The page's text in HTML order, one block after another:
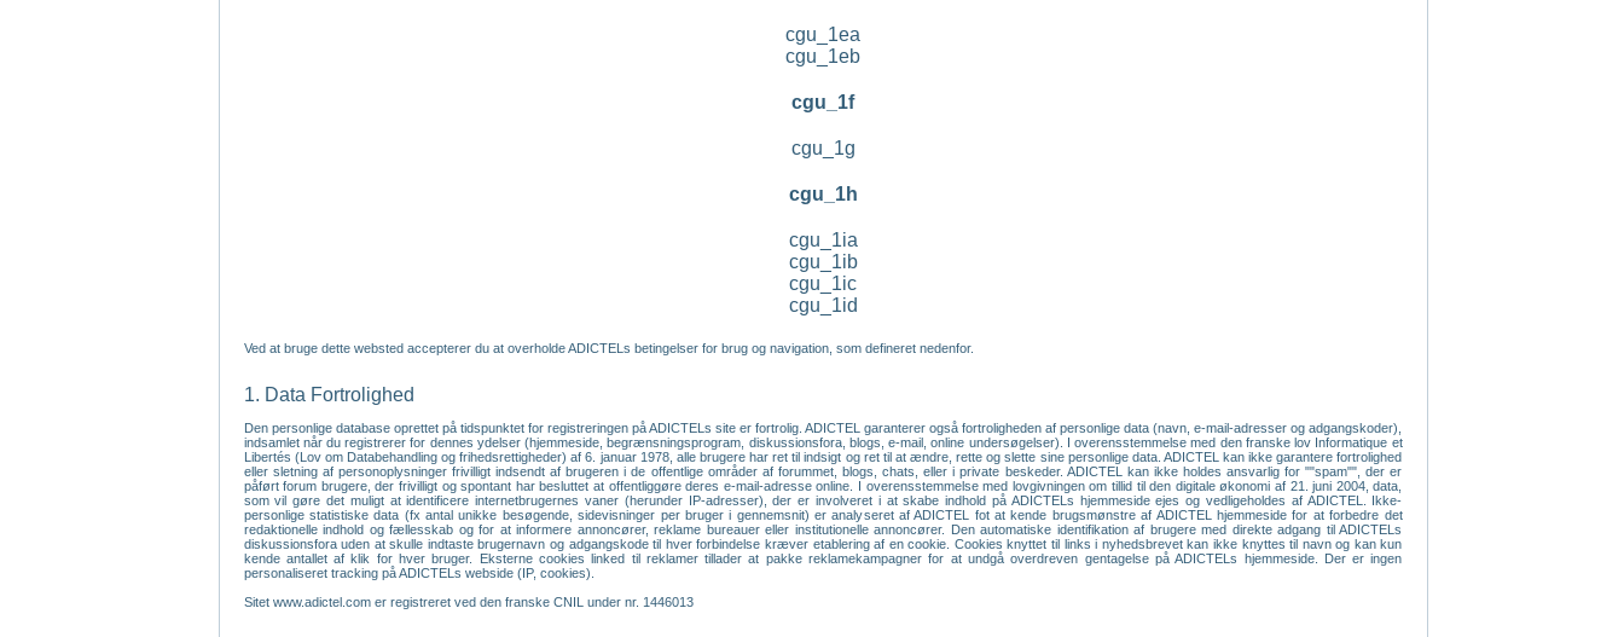
cgu_1ea
cgu_1eb
cgu_1f
cgu_1g
cgu_1h
cgu_1ia
cgu_1ib
cgu_1ic
cgu_1id
Ved at bruge dette websted accepterer du at overholde ADICTELs betingelser for brug og navigation, som defineret nedenfor.
1. Data Fortrolighed
Den personlige database oprettet på tidspunktet for registreringen på ADICTELs site er fortrolig. ADICTEL garanterer også fortroligheden af personlige data (navn, e-mail-adresser og adgangskoder),
indsamlet når du registrerer for dennes ydelser (hjemmeside, begrænsningsprogram, diskussionsfora, blogs, e-mail, online undersøgelser). I overensstemmelse med den franske lov Informatique et
Libertés (Lov om Databehandling og frihedsrettigheder) af 6. januar 1978, alle brugere har ret til indsigt og ret til at ændre, rette og slette sine personlige data. ADICTEL kan ikke garantere fortrolighed
eller sletning af personoplysninger frivilligt indsendt af brugeren i de offentlige områder af forummet, blogs, chats, eller i private beskeder. ADICTEL kan ikke holdes ansvarlig for ""spam"", der er
påført forum brugere, der frivilligt og spontant har besluttet at offentliggøre deres e-mail-adresse online. I overensstemmelse med lovgivningen om tillid til den digitale økonomi af 21. juni 2004, data,
som vil gøre det muligt at identificere internetbrugernes vaner (herunder IP-adresser), der er involveret i at skabe indhold på ADICTELs hjemmeside ejes og vedligeholdes af ADICTEL. Ikke-
personlige statistiske data (fx antal unikke besøgende, sidevisninger per bruger i gennemsnit) er analyseret af ADICTEL fot at kende brugsmønstre af ADICTEL hjemmeside for at forbedre det
redaktionelle indhold og fællesskab og for at informere annoncører, reklame bureauer eller institutionelle annoncører. Den automatiske identifikation af brugere med direkte adgang til ADICTELs
diskussionsfora uden at skulle indtaste brugernavn og adgangskode til hver forbindelse kræver etablering af en cookie. Cookies knyttet til links i nyhedsbrevet kan ikke knyttes til navn og kan kun
kende antallet af klik for hver bruger. Eksterne cookies linked til reklamer tillader at pakke reklamekampagner for at undgå overdreven gentagelse på ADICTELs hjemmeside. Der er ingen
personaliseret tracking på ADICTELs webside (IP, cookies).
Sitet www.adictel.com er registreret ved den franske CNIL under nr. 1446013